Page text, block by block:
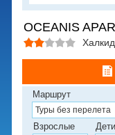
OCEANIS
Маршрут
Взрослые Дети